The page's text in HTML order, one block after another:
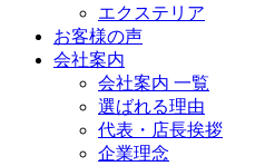
エクステリア
お客様の声
会社案内
会社案内 一覧
選ばれる理由
代表・店長挨拶
企業理念